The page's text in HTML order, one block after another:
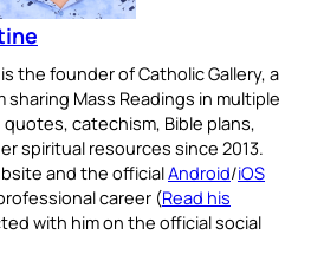
the founder of Catholic Gallery, a
Mass Readings in multiple
catechism, Bible plans,
spiritual resources since 2013.
and the officialAndroid/iOS
career (Read his
with him on the official social